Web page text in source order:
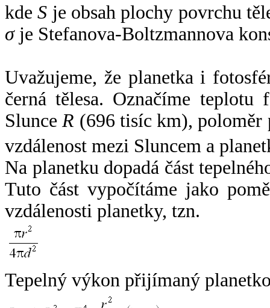
kdeS je obsah plochy povrchu
σje Stefanova-Boltzmannova
Uvažujeme, že planetka i
černá tělesa. Označíme
SlunceR (696 tisíc km),
vzdálenost mezi Sluncem a
Na planetku dopadá část
Tuto část vypočítáme jako
vzdálenosti planetky, tzn.
Tepelný výkon přijímaný